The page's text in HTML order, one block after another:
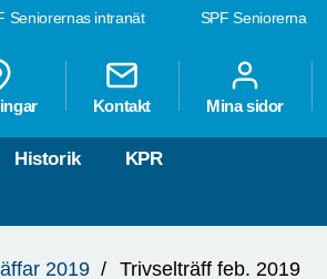
SPF Seniorerna
Seniorernas intranät
Kontakt Mina sidor
Historik KPR
2019 Trivselträff feb. 2019